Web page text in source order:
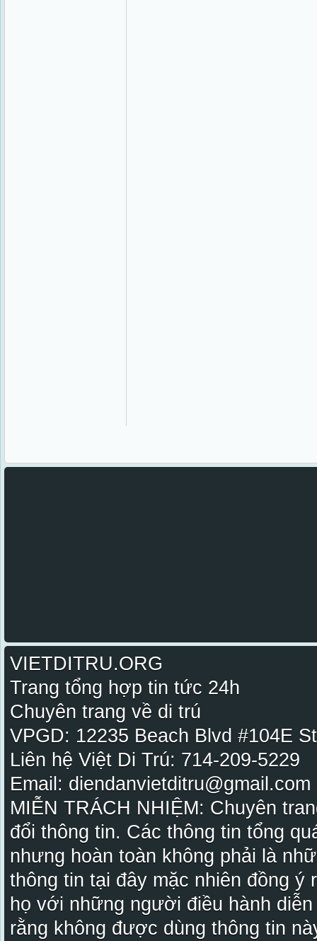
VIETDITRU.ORG
Trang tổng hợp tin tức 24h
Chuyên trang về di trú
VPGD: 12235 Beach Blvd #104E
Liên hệ Việt Di Trú: 714-209-5229
Email:
MIỄN TRÁCH NHIỆM: Chuyên
đổi thông tin. Các thông tin tổng
nhưng hoàn toàn không phải là
thông tin tại đây mặc nhiên đồng ý
họ với những người điều hành
rằng không được dùng thông tin